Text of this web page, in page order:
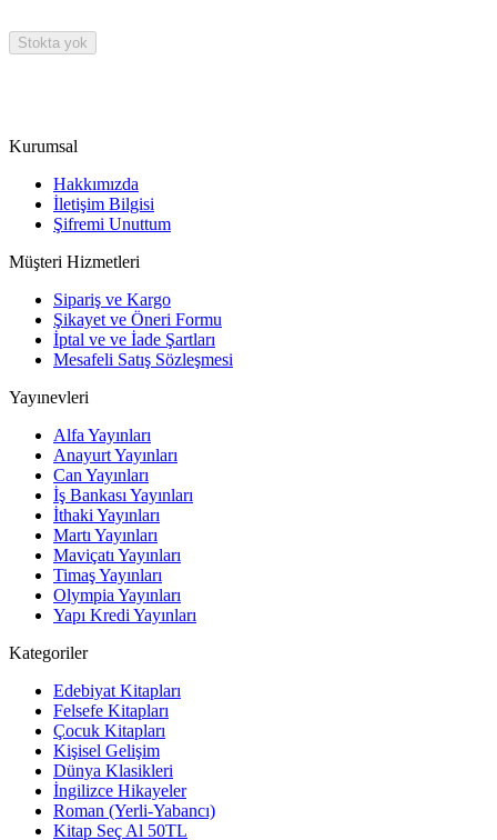
Stokta yok
Kurumsal
Hakkımızda
İletişim Bilgisi
Şifremi Unuttum
Müşteri Hizmetleri
Sipariş ve Kargo
Şikayet ve Öneri Formu
İptal ve ve İade Şartları
Mesafeli Satış Sözleşmesi
Yayınevleri
Alfa Yayınları
Anayurt Yayınları
Can Yayınları
İş Bankası Yayınları
İthaki Yayınları
Martı Yayınları
Maviçatı Yayınları
Timaş Yayınları
Olympia Yayınları
Yapı Kredi Yayınları
Kategoriler
Edebiyat Kitapları
Felsefe Kitapları
Çocuk Kitapları
Kişisel Gelişim
Dünya Klasikleri
İngilizce Hikayeler
Roman (Yerli-Yabancı)
Kitap Seç Al 50TL